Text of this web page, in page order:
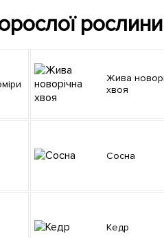
Жива новорічна
хвоя
Сосна
Кедр